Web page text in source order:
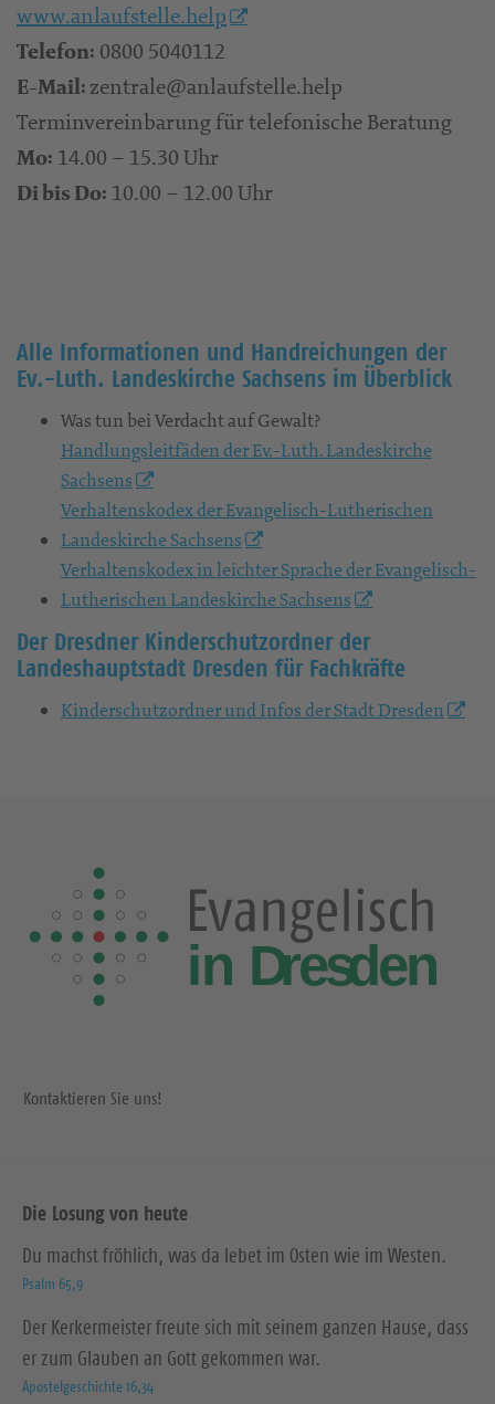
www.anlaufstelle.help
Telefon: 0800 5040112
E-Mail:zentrale@anlaufstelle.help
Terminvereinbarung für telefonische Beratung
Mo: 14.00 – 15.30 Uhr
Di bis Do: 10.00 – 12.00 Uhr
Alle Informationen und Handreichungen der
Ev.-Luth. Landeskirche Sachsens im Überblick
Was tun bei Verdacht auf Gewalt?
Handlungsleitfäden der Ev.-Luth. Landeskirche
Sachsens
Verhaltenskodex der Evangelisch-Lutherischen
Landeskirche Sachsens
Verhaltenskodex in leichter Sprache der Evangelisch-
Lutherischen Landeskirche Sachsens
Der Dresdner Kinderschutzordner der
Landeshauptstadt Dresden für Fachkräfte
Kinderschutzordner und Infos der Stadt Dresden
Kontaktieren Sie uns!
Die Losung von heute
Du machst fröhlich, was da lebet im Osten wie im Westen.
Psalm 65,9
Der Kerkermeister freute sich mit seinem ganzen Hause, dass
er zum Glauben an Gott gekommen war.
Apostelgeschichte 16,34